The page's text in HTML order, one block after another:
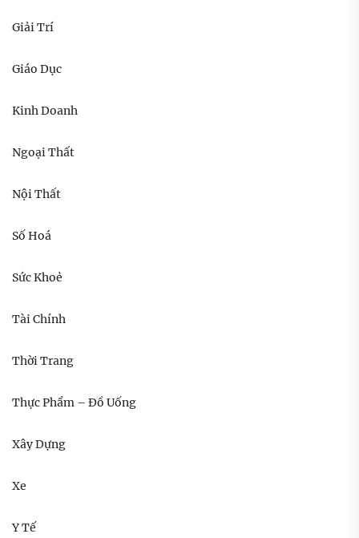
Giải Trí
Giáo Dục
Kinh Doanh
Ngoại Thất
Nội Thất
Số Hoá
Sức Khoẻ
Tài Chính
Thời Trang
Thực Phẩm – Đồ Uống
Xây Dựng
Xe
Y Tế